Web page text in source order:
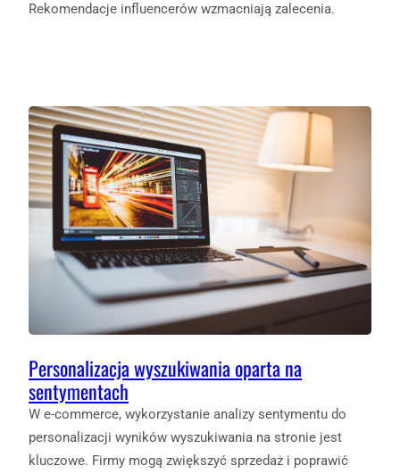
Rekomendacje influencerów wzmacniają zalecenia.
Personalizacja wyszukiwania oparta na
sentymentach
W e-commerce, wykorzystanie analizy sentymentu do
personalizacji wyników wyszukiwania na stronie jest
kluczowe. Firmy mogą zwiększyć sprzedaż i poprawić